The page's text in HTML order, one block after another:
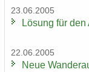
23.06.2005
Lö­sung für
22.06.2005
Neue